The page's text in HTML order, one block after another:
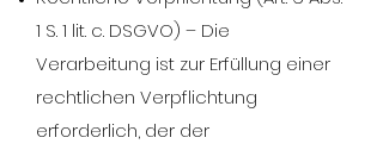
1 S. 1 lit. c. DSGVO) – Die
Verarbeitung ist zur Erfüllung einer
rechtlichen Verpflichtung
erforderlich, der der